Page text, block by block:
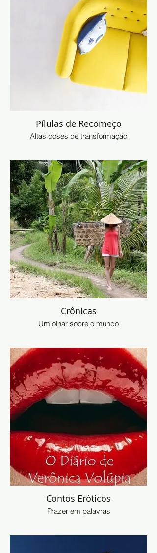
Pílulas de Recomeço
Altas doses de transformação
Crônicas
Um olhar sobre o mundo
Contos Eróticos
Prazer em palavras